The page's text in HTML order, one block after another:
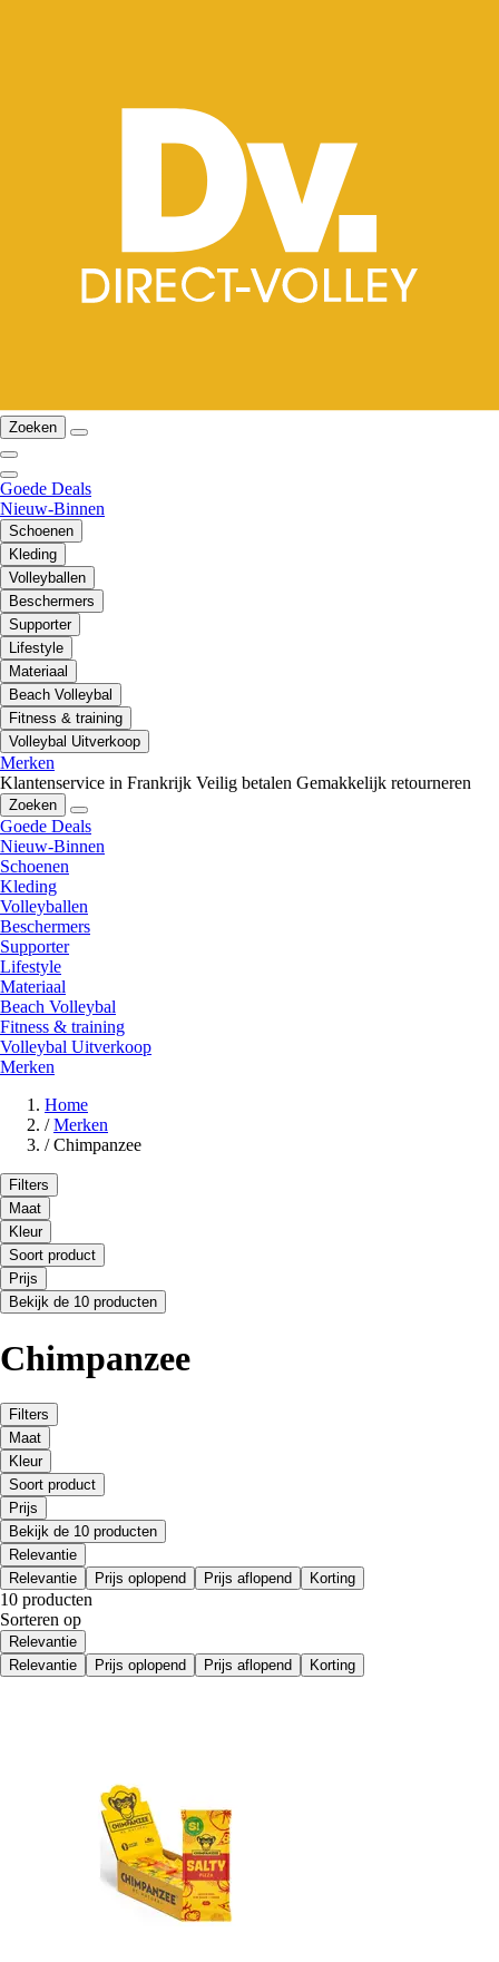
Zoeken
Goede Deals
Nieuw-Binnen
Schoenen
Kleding
Volleyballen
Beschermers
Supporter
Lifestyle
Materiaal
Beach Volleybal
Fitness & training
Volleybal Uitverkoop
Merken
Klantenservice in Frankrijk Veilig betalen Gemakkelijk retourneren
Zoeken
Goede Deals
Nieuw-Binnen
Schoenen
Kleding
Volleyballen
Beschermers
Supporter
Lifestyle
Materiaal
Beach Volleybal
Fitness & training
Volleybal Uitverkoop
Merken
Home
/ Merken
/ Chimpanzee
Filters
Maat
Kleur
Soort product
Prijs
Bekijk de 10 producten
Chimpanzee
Filters
Maat
Kleur
Soort product
Prijs
Bekijk de 10 producten
Relevantie
Relevantie
Prijs oplopend Prijs aflopend Korting
10 producten
Sorteren op
Relevantie
Relevantie
Prijs oplopend Prijs aflopend Korting